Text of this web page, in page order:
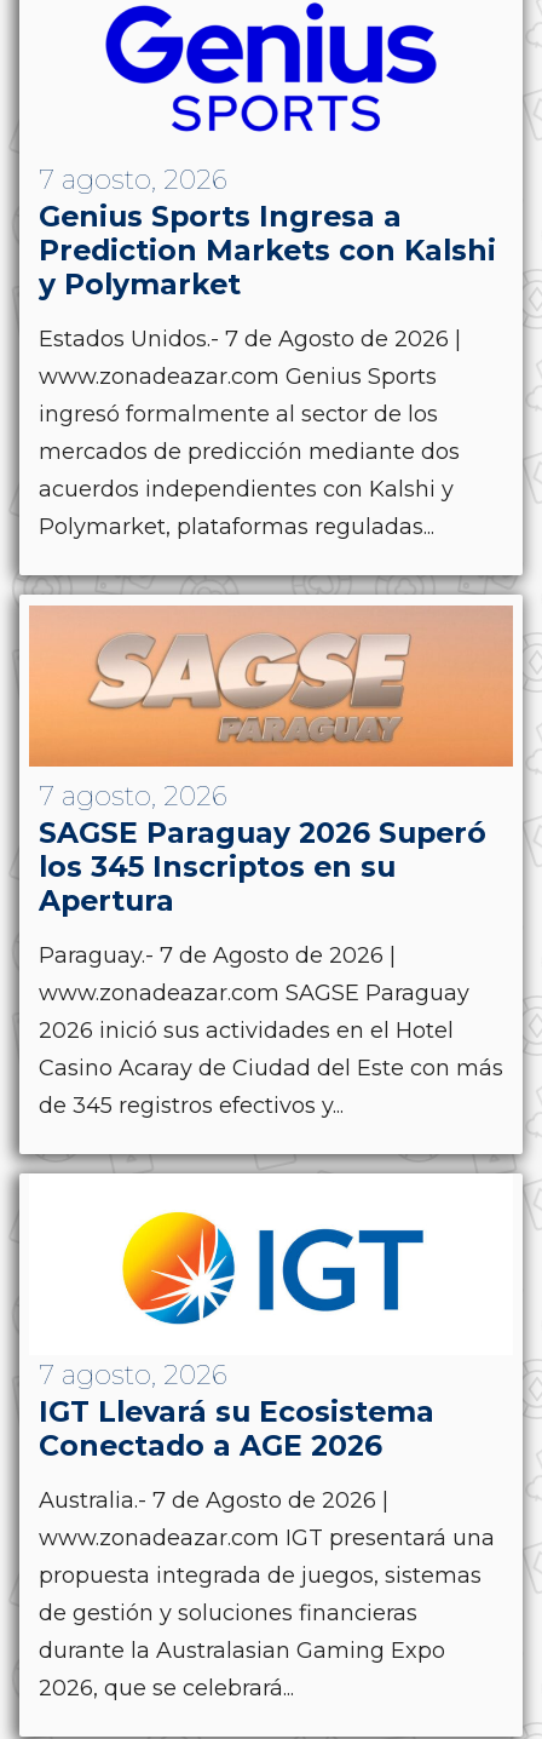
7 agosto, 2026
Genius Sports Ingresa a
Prediction Markets con Kalshi
y Polymarket
Estados Unidos.- 7 de Agosto de 2026 |
www.zonadeazar.com Genius Sports
ingresó formalmente al sector de los
mercados de predicción mediante dos
acuerdos independientes con Kalshi y
Polymarket, plataformas reguladas...
7 agosto, 2026
SAGSE Paraguay 2026 Superó
los 345 Inscriptos en su
Apertura
Paraguay.- 7 de Agosto de 2026 |
www.zonadeazar.com SAGSE Paraguay
2026 inició sus actividades en el Hotel
Casino Acaray de Ciudad del Este con más
de 345 registros efectivos y...
7 agosto, 2026
IGT Llevará su Ecosistema
Conectado a AGE 2026
Australia.- 7 de Agosto de 2026 |
www.zonadeazar.com IGT presentará una
propuesta integrada de juegos, sistemas
de gestión y soluciones financieras
durante la Australasian Gaming Expo
2026, que se celebrará...